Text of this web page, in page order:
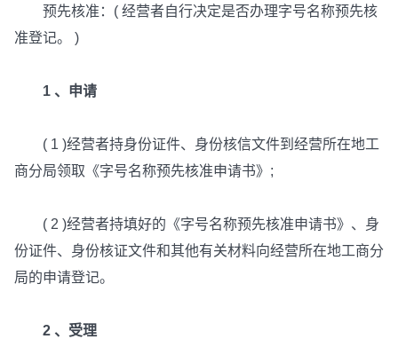
预先核准：( 经营者自行决定是否办理字号名称预先核
准登记。 )
1 、申请
( 1 )经营者持身份证件、身份核信文件到经营所在地工
商分局领取《字号名称预先核准申请书》;
( 2 )经营者持填好的《字号名称预先核准申请书》、身
份证件、身份核证文件和其他有关材料向经营所在地工商分
局的申请登记。
2 、受理